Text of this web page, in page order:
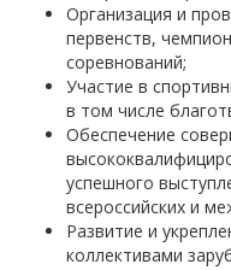
Организация и
первенств,
соревнований;
Участие в
в том числе
Обеспечение
успешного
всероссийских и
Развитие и
коллективами